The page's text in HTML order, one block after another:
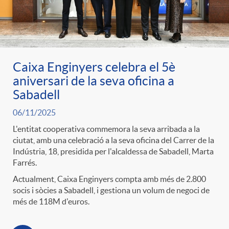
r
a
S
a
l
a
ó
p
e
r
c
a
t
t
e
n
i
d
o
A
l
i
c
a
d
o
Caixa Enginyers celebra el 5è
aniversari de la seva oficina a
Sabadell
06/11/2025
L'entitat cooperativa commemora la seva arribada a la
ciutat, amb una celebració a la seva oficina del Carrer de la
Indústria, 18, presidida per l'alcaldessa de Sabadell, Marta
Farrés.
Actualment, Caixa Enginyers compta amb més de 2.800
socis i sòcies a Sabadell, i gestiona un volum de negoci de
més de 118M d'euros.